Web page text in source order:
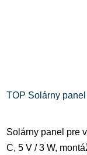
TOP Solárny
Solárny panel pre
C, 5 V / 3 W,